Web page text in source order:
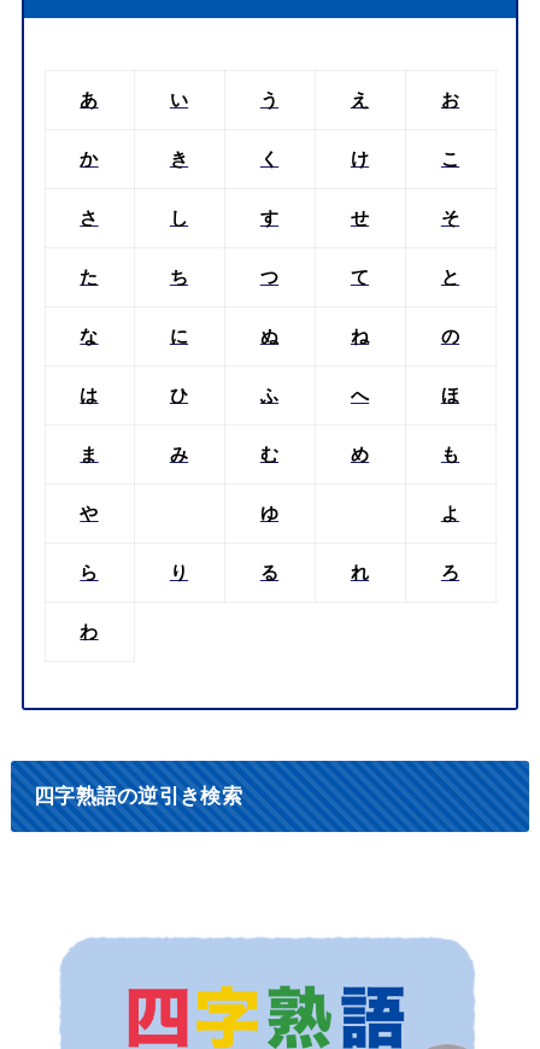
あ い う え お
か き く け こ
さ し す せ そ
た ち つ て と
な に ぬ ね の
は ひ ふ へ ほ
ま み む め も
や ゆ よ
ら り る れ ろ
わ
四字熟語の逆引き検索